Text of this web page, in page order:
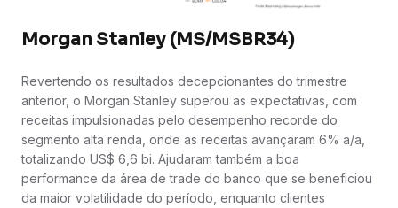
Morgan Stanley (MS/MSBR34)
Revertendo os resultados decepcionantes do trimestre
anterior, o Morgan Stanley superou as expectativas, com
receitas impulsionadas pelo desempenho recorde do
segmento alta renda, onde as receitas avançaram 6% a/a,
totalizando US$ 6,6 bi. Ajudaram também a boa
performance da área de trade do banco que se beneficiou
da maior volatilidade do período, enquanto clientes